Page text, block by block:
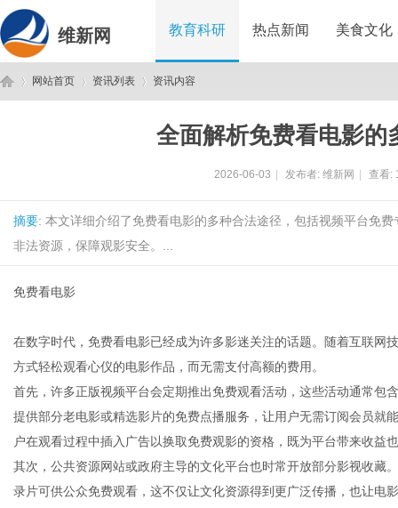
维新网 教育科研 热点新闻 美食文化
网站首页 资讯列表 资讯内容
全面解析免费看电影的
2026-06-03 发布者: 维新网 查看:
摘要: 本文详细介绍了免费看电影的多种合法途径，包括视频平台免
非法资源，保障观影安全。...
免费看电影
在数字时代，免费看电影已经成为许多影迷关注的话题。随着互联网
方式轻松观看心仪的电影作品，而无需支付高额的费用。
首先，许多正版视频平台会定期推出免费观看活动，这些活动通常包
提供部分老电影或精选影片的免费点播服务，让用户无需订阅会员就
户在观看过程中插入广告以换取免费观影的资格，既为平台带来收益
其次，公共资源网站或政府主导的文化平台也时常开放部分影视收藏
录片可供公众免费观看，这不仅让文化资源得到更广泛传播，也让电